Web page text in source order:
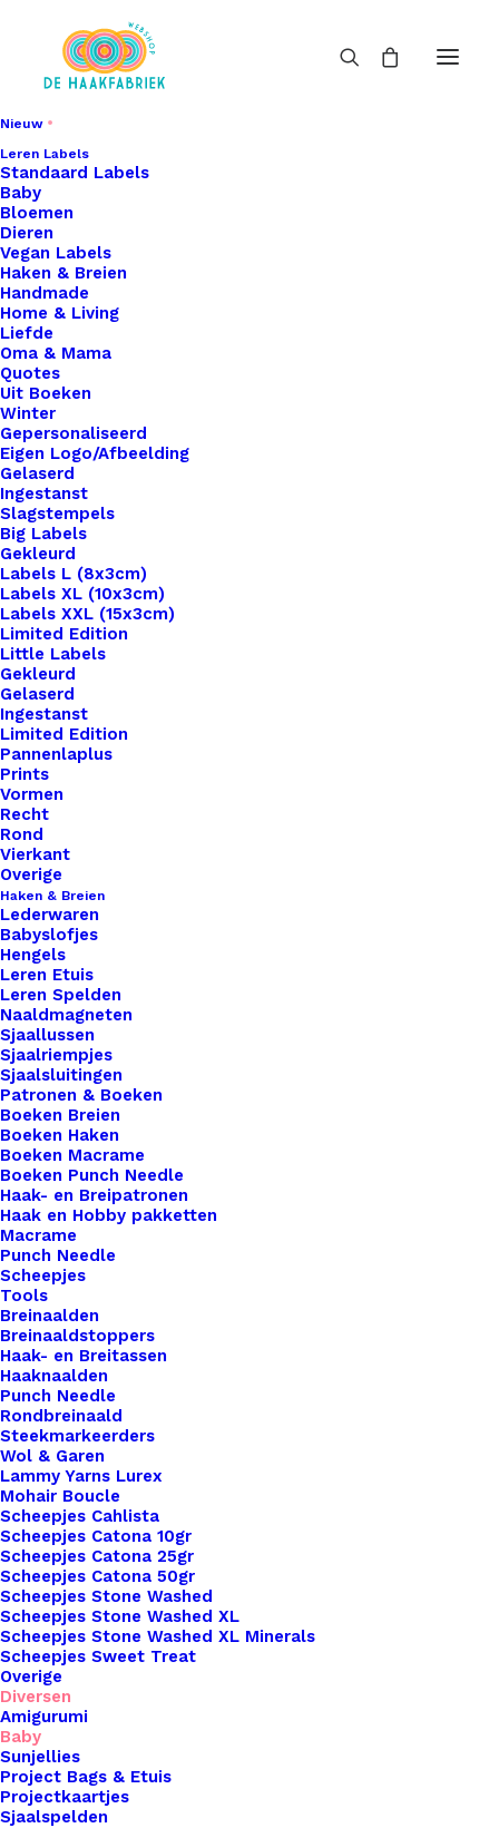
Nieuw
Leren Labels
Standaard Labels
Baby
Bloemen
Dieren
Vegan Labels
Haken & Breien
Handmade
Home & Living
Liefde
Oma & Mama
Quotes
Uit Boeken
Winter
Gepersonaliseerd
Eigen Logo/Afbeelding
Gelaserd
Ingestanst
Slagstempels
Big Labels
Gekleurd
Labels L (8x3cm)
Labels XL (10x3cm)
Labels XXL (15x3cm)
Limited Edition
Little Labels
Gekleurd
Gelaserd
Ingestanst
Limited Edition
Pannenlaplus
Prints
Vormen
Recht
Rond
Vierkant
Overige
Haken & Breien
Lederwaren
Babyslofjes
Hengels
Leren Etuis
Leren Spelden
Naaldmagneten
Sjaallussen
Sjaalriempjes
Sjaalsluitingen
Patronen & Boeken
Boeken Breien
Boeken Haken
Boeken Macrame
Boeken Punch Needle
Haak- en Breipatronen
Haak en Hobby pakketten
Macrame
Punch Needle
Scheepjes
Tools
Breinaalden
Breinaaldstoppers
Haak- en Breitassen
Haaknaalden
Punch Needle
Rondbreinaald
Steekmarkeerders
Wol & Garen
Lammy Yarns Lurex
Mohair Boucle
Scheepjes Cahlista
Scheepjes Catona 10gr
Scheepjes Catona 25gr
Scheepjes Catona 50gr
Scheepjes Stone Washed
Scheepjes Stone Washed XL
Scheepjes Stone Washed XL Minerals
Scheepjes Sweet Treat
Overige
Diversen
Amigurumi
Baby
Sunjellies
Project Bags & Etuis
Projectkaartjes
Sjaalspelden
Home
Haken & Breien
Silicone Bijtring 65mm Felle Kleuren Per Stuk
Silicone Bijtring
65mm Felle Kleuren
Per Stuk
€3,95
Ontvang een melding als dit product weer op
voorraad is
Uitverkocht
Toevoegen aan verlanglijst
Artikelnummer
Categorie
Binnen 1-3 werkdagen verzonden
Veilig betalen
Unieke en kwaliteitsproducten
Overzicht
Nog meer leuks!